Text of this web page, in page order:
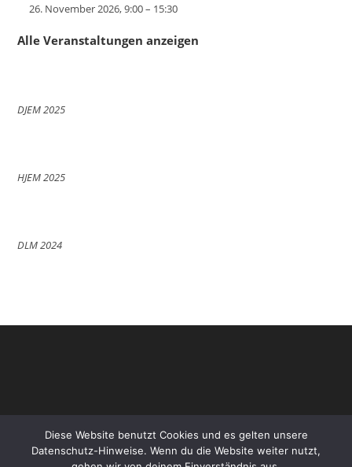
26. November 2026, 9:00– 15:30
Alle Veranstaltungen anzeigen
DJEM 2025
HJEM 2025
DLM 2024
Diese Website benutzt Cookies und es gelten unsere
Datenschutz-Hinweise. Wenn du die Website weiter nutzt,